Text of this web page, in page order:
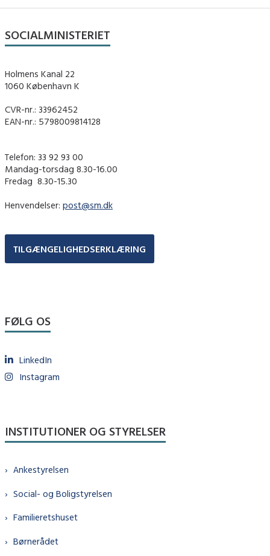
SOCIALMINISTERIET
Holmens Kanal 22
1060 København K
CVR-nr.: 33962452
EAN-nr.: 5798009814128
Telefon: 33 92 93 00
Mandag-torsdag 8.30-16.00
Fredag ​ 8.30-15.30
Henvendelser: post@sm.dk
TILGÆNGELIGHEDSERKLÆRING
FØLG OS
LinkedIn
Instagram
INSTITUTIONER OG STYRELSER
Ankestyrelsen
Social- og Boligstyrelsen
Familieretshuset
Børnerådet